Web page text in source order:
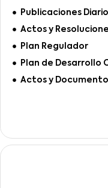
Publicaciones
Actos y
Plan Regulador
Plan de Desarrollo
Actos y